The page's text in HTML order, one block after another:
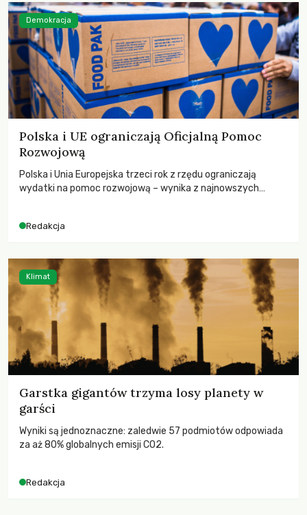
Polska i UE ograniczają Oficjalną Pomoc
Rozwojową
Polska i Unia Europejska trzeci rok z rzędu ograniczają
wydatki na pomoc rozwojową – wynika z najnowszych
odnotowano największe tąpnięcie ODA w historii. Jakie będą
kryzysami i ubóstwem?
Redakcja
Demokracja
Garstka gigantów trzyma losy planety w
garści
Wyniki są jednoznaczne: zaledwie 57 podmiotów odpowiada
za aż 80% globalnych emisji CO2.
Redakcja
Klimat